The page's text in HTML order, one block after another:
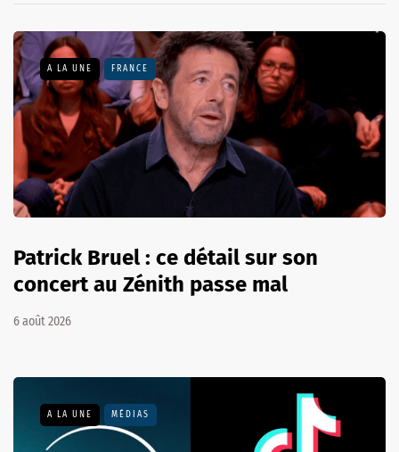
A LA UNE FRANCE
Patrick Bruel : ce détail sur son
concert au Zénith passe mal
6 août 2026
A LA UNE MÉDIAS